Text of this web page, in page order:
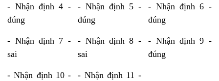
- Nhận định 4 -
đúng
- Nhận định 5 -
đúng
- Nhận định 6 -
đúng
- Nhận định 7 -
sai
- Nhận định 8 -
sai
- Nhận định 9 -
đúng
- Nhận định 10 -
- Nhận định 11 -